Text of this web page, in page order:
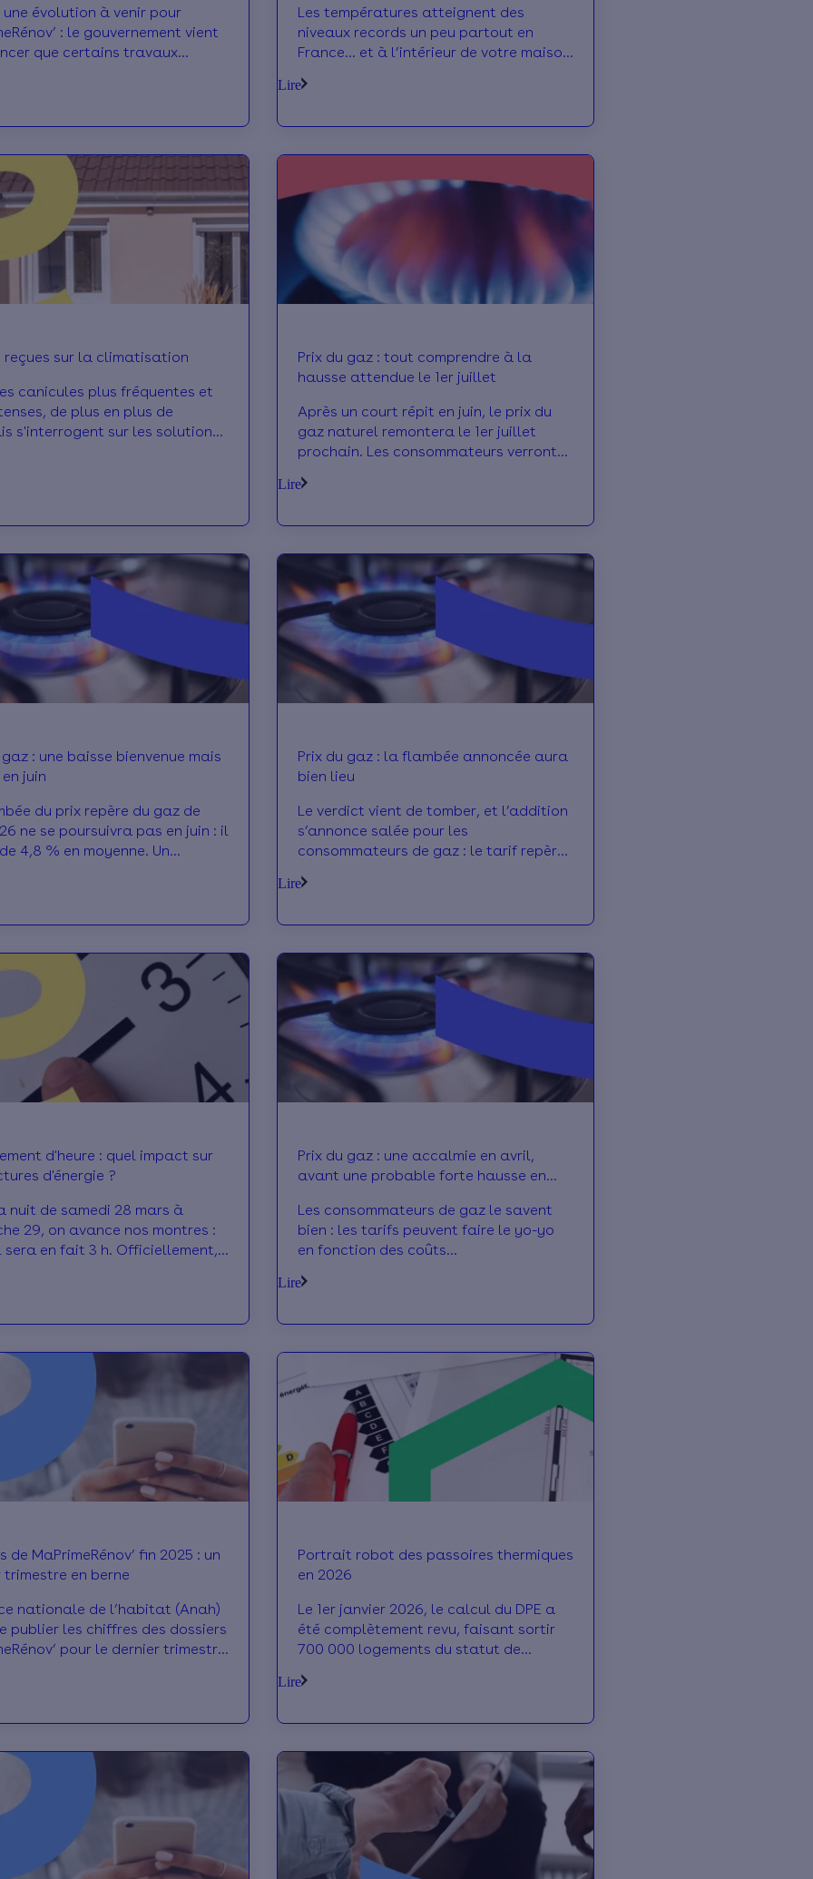
une évolution à venir pour
: le gouvernement vient
que certains travaux
à partir de septembre.
projets devraient être
Voici ce qui pourrait
et ce que cela signifierait
pour votre projet.
Les températures atteignent des
niveaux records un peu partout en
France… et à l’intérieur de votre maison
climatisation, c’est un vrai défi de
Pourtant, il existe des bons réflexes et
des aménagements efficaces pour y
solutions testées et approuvées !
Lire
reçues sur la climatisation
canicules plus fréquentes et
de plus en plus de
s'interrogent sur les solutions
comme un équipement de
foyers. Consommation,
bruit ou
installation… voici 5 clichés qui
dure, pour lesquels on démêle
faux
Prix du gaz : tout comprendre à la
hausse attendue le 1er juillet
Après un court répit en juin, le prix du
gaz naturel remontera le 1er juillet
prochain. Les consommateurs verront
moyenne. Qui est concerné ? Comment
questions.
Lire
gaz : une baisse bienvenue mais
juin
du prix repère du gaz de
ne se poursuivra pas en juin : il
4,8 % en moyenne. Un
Qui va en profiter ?
le point.
Prix du gaz : la flambée annoncée aura
bien lieu
Le verdict vient de tomber, et l’addition
s’annonce salée pour les
consommateurs de gaz : le tarif repère
2026. Qui sont les 7,5 millions de
s’attendre sur la facture ? Comment
limiter les dégâts ? Effy répond à vos
Lire
d'heure : quel impact sur
d'énergie ?
nuit de samedi 28 mars à
29, on avance nos montres :
sera en fait 3 h. Officiellement,
pour faire des économies
? On démêle le vrai du faux.
Prix du gaz : une accalmie en avril,
avant une probable forte hausse en
Les consommateurs de gaz le savent
bien : les tarifs peuvent faire le yo-yo
en fonction des coûts
habituellement synonyme de repli des
avec l’actualité au Moyen-Orient, ils
pourraient bien subir une flambée à
partir du 1er mai. On décrypte ensemble
les différents signaux.
Lire
MaPrimeRénov’ fin 2025 : un
trimestre en berne
nationale de l’habitat (Anah)
publier les chiffres des dossiers
pour le dernier trimestre
conclusions de ce bilan
Portrait robot des passoires thermiques
en 2026
Le 1er janvier 2026, le calcul du DPE a
été complètement revu, faisant sortir
700 000 logements du statut de
les caractéristiques des passoires
ressemblent pas toujours à ce qu’on
imaginait ! On vous dévoile leur
portrait-robot en 2026.
Lire